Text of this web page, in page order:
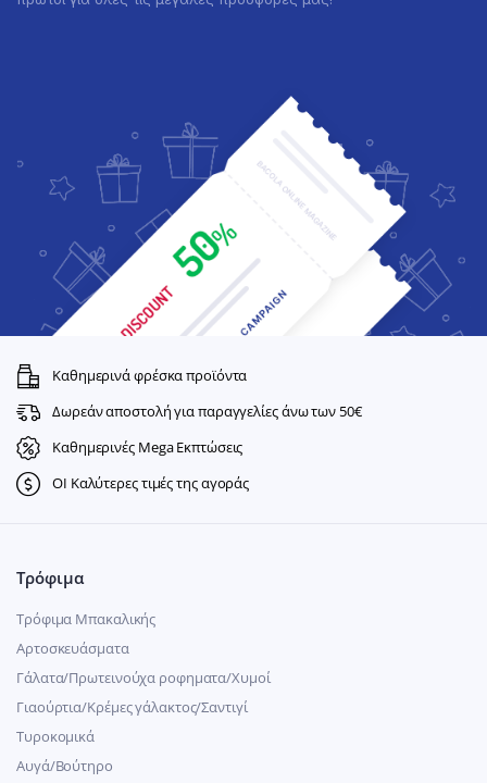
Καθημερινά φρέσκα προϊόντα
Δωρεάν αποστολή για παραγγελίες άνω των 50€
Καθημερινές Mega Εκπτώσεις
ΟΙ Καλύτερες τιμές της αγοράς
Τρόφιμα
Τρόφιμα Μπακαλικής
Αρτοσκευάσματα
Γάλατα/Πρωτεινούχα ροφηματα/Χυμοί
Γιαούρτια/Κρέμες γάλακτος/Σαντιγί
Τυροκομικά
Αυγά/Βούτηρο